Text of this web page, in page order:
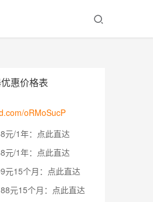
惠价格表
oRMoSucP
元/1年：点此直达
元/1年：点此直达
元15个月：点此直达
元15个月：点此直达